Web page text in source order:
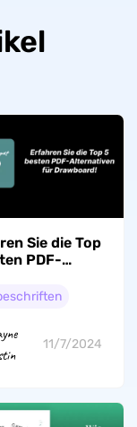
Sie die Top
PDF-
11/7/2024